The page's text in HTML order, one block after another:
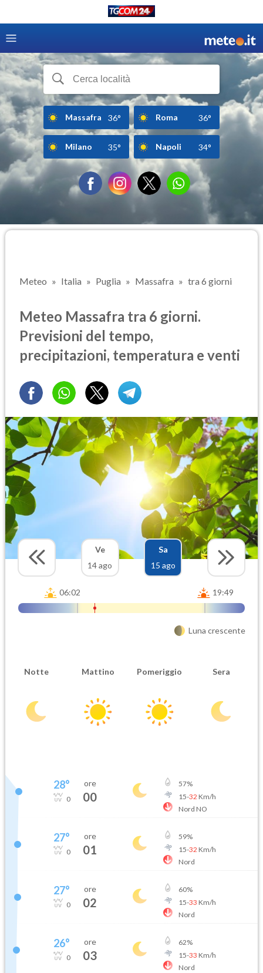
Massafra 36° Roma 36°
Milano 35° Napoli 34°
Meteo Italia Puglia Massafra tra 6 giorni
Meteo Massafra tra 6 giorni.
Previsioni del tempo,
precipitazioni, temperatura e venti
Ve
14 ago
Sa
15 ago
06:02 19:49
Luna crescente
Notte Mattino Pomeriggio Sera
28°
0
ore
00
57%
15-32 Km/h
Nord NO
27°
0
ore
01
59%
15-32 Km/h
Nord
27°
0
ore
02
60%
15-33 Km/h
Nord
26°
0
ore
03
62%
15-33 Km/h
Nord